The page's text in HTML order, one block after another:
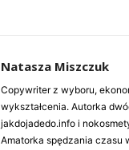
Natasza Miszczuk
Copywriter z wyboru,
wykształcenia. Autorka
jakdojadedo.info i
Amatorka spędzania czasu